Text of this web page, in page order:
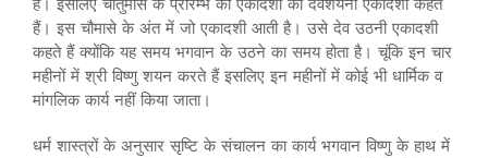
हैं। इसलिए चातुर्मास के प्रारम्भ की एकादशी को देवशयनी एकादशी कहते
हैं। इस चौमासे के अंत में जो एकादशी आती है। उसे देव उठनी एकादशी
कहते हैं क्योंकि यह समय भगवान के उठने का समय होता है। चूंकि इन चार
महीनों में श्री विष्णु शयन करते हैं इसलिए इन महीनों में कोई भी धार्मिक व
मांगलिक कार्य नहीं किया जाता।
धर्म शास्त्रों के अनुसार सृष्टि के संचालन का कार्य भगवान विष्णु के हाथ में